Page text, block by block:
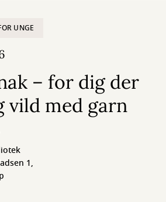
UNGE
– for dig der
vild med garn
1,